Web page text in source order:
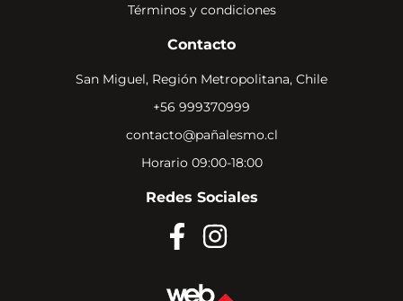
Términos y condiciones
Contacto
San Miguel, Región Metropolitana, Chile
+56 999370999
contacto@pañalesmo.cl
Horario 09:00-18:00
Redes Sociales